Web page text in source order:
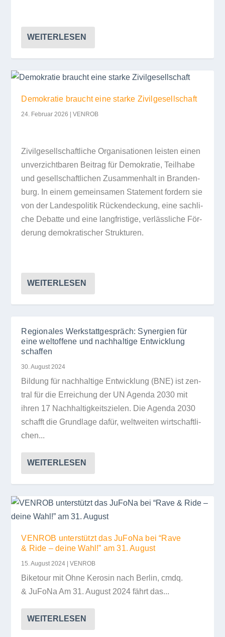
WEITERLESEN
Demokratie braucht eine starke Zivilgesellschaft
24. Februar 2026 |VENROB
Zivil­ge­sell­schaft­li­che Orga­ni­sa­tio­nen leis­ten einen
unver­zicht­ba­ren Bei­trag für Demo­kra­tie, Teil­habe
und gesell­schaft­li­chen Zusam­men­halt in Bran­den­
burg. In einem gemein­sa­men State­ment for­dern sie
von der Lan­des­po­li­tik Rücken­de­ckung, eine sach­li­
che Debatte und eine lang­fris­tige, ver­läss­li­che För­
de­rung demo­kra­ti­scher Strukturen.
WEITERLESEN
Regionales Werkstattgespräch: Synergien für
eine weltoffene und nachhaltige Entwicklung
schaffen
30. August 2024
Bil­dung für nach­hal­tige Ent­wick­lung (BNE) ist zen­
tral für die Errei­chung der UN Agenda 2030 mit
ihren 17 Nach­hal­tig­keits­zie­len. Die Agenda 2030
schafft die Grund­lage dafür, welt­wei­ten wirt­schaft­li­
chen...
WEITERLESEN
VENROB unterstützt das JuFoNa bei “Rave
& Ride – deine Wahl!” am 31. August
15. August 2024 |VENROB
Biketour mit Ohne Kero­sin nach Ber­lin, cmdq.
& JuFoNa Am 31. August 2024 fährt das...
WEITERLESEN